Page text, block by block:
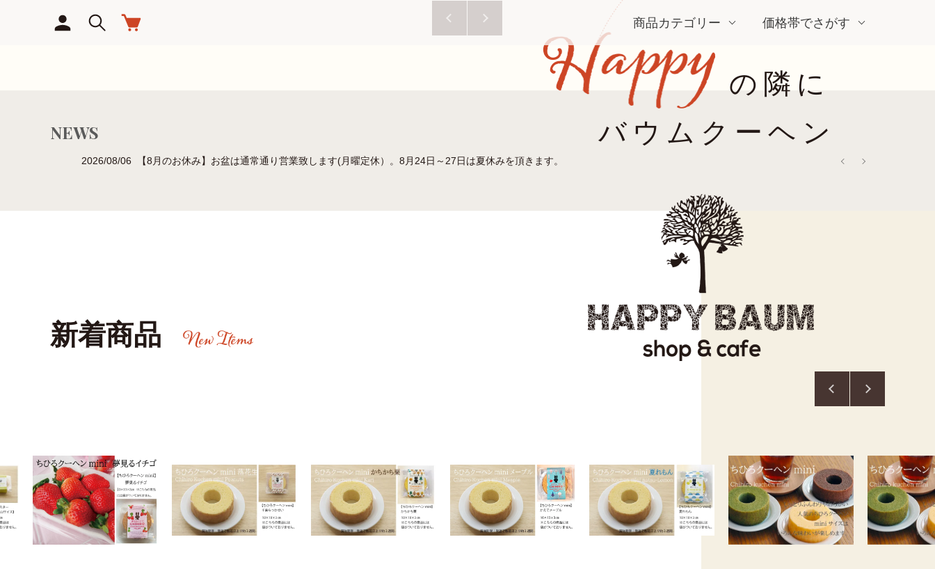
商品カテゴリー 価格帯でさがす
の隣に
バウムクーヘン
NEWS
2026/08/06 【8月のお休み】お盆は通常通り営業致します(月曜定休）。8月24日～27日は夏休みを頂きます。
新着商品